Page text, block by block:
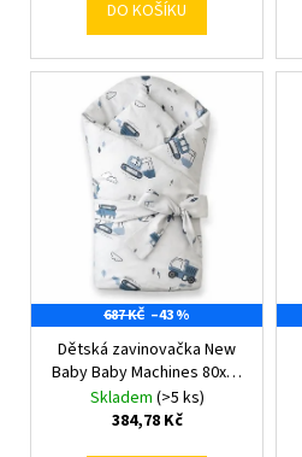
DO KOŠÍKU
687 KČ –43 %
Dětská zavinovačka New
Baby Baby Machines 80x80
cm
Skladem (>5 ks)
384,78 Kč